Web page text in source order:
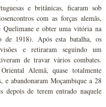
e britânicas, ficaram sob
com as forças alemãs,
Quelimane e obter uma vitória na
de 1918). Após esta batalha, os
e retiraram seguindo um
de travar vários combates.
Alemã, quase totalmente
e abandonaram Moçambique a 28
depois de terem entrado naquele